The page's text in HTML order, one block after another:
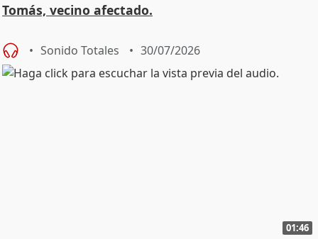
Tomás, vecino afectado.
Sonido Totales 30/07/2026
01:46